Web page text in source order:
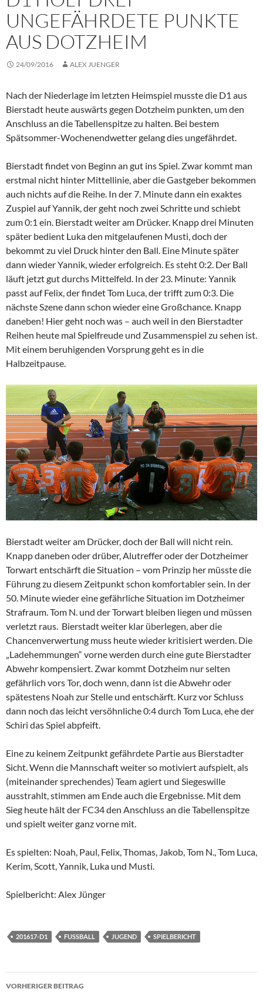
UNGEFÄHRDETE PUNKTE
AUS DOTZHEIM
24/09/2016 ALEX JUENGER
Nach der Niederlage im letzten Heimspiel musste die D1 aus
Bierstadt heute auswärts gegen Dotzheim punkten, um den
Anschluss an die Tabellenspitze zu halten. Bei bestem
Spätsommer-Wochenendwetter gelang dies ungefährdet.
Bierstadt findet von Beginn an gut ins Spiel. Zwar kommt man
erstmal nicht hinter Mittellinie, aber die Gastgeber bekommen
auch nichts auf die Reihe. In der 7. Minute dann ein exaktes
Zuspiel auf Yannik, der geht noch zwei Schritte und schiebt
zum 0:1 ein. Bierstadt weiter am Drücker. Knapp drei Minuten
später bedient Luka den mitgelaufenen Musti, doch der
bekommt zu viel Druck hinter den Ball. Eine Minute später
dann wieder Yannik, wieder erfolgreich. Es steht 0:2. Der Ball
läuft jetzt gut durchs Mittelfeld. In der 23. Minute: Yannik
passt auf Felix, der findet Tom Luca, der trifft zum 0:3. Die
nächste Szene dann schon wieder eine Großchance. Knapp
daneben! Hier geht noch was – auch weil in den Bierstadter
Reihen heute mal Spielfreude und Zusammenspiel zu sehen ist.
Mit einem beruhigenden Vorsprung geht es in die
Halbzeitpause.
Bierstadt weiter am Drücker, doch der Ball will nicht rein.
Knapp daneben oder drüber, Alutreffer oder der Dotzheimer
Torwart entschärft die Situation – vom Prinzip her müsste die
Führung zu diesem Zeitpunkt schon komfortabler sein. In der
50. Minute wieder eine gefährliche Situation im Dotzheimer
Strafraum. Tom N. und der Torwart bleiben liegen und müssen
verletzt raus. Bierstadt weiter klar überlegen, aber die
Chancenverwertung muss heute wieder kritisiert werden. Die
„Ladehemmungen“ vorne werden durch eine gute Bierstadter
Abwehr kompensiert. Zwar kommt Dotzheim nur selten
gefährlich vors Tor, doch wenn, dann ist die Abwehr oder
spätestens Noah zur Stelle und entschärft. Kurz vor Schluss
dann noch das leicht versöhnliche 0:4 durch Tom Luca, ehe der
Schiri das Spiel abpfeift.
Eine zu keinem Zeitpunkt gefährdete Partie aus Bierstadter
Sicht. Wenn die Mannschaft weiter so motiviert aufspielt, als
(miteinander sprechendes) Team agiert und Siegeswille
ausstrahlt, stimmen am Ende auch die Ergebnisse. Mit dem
Sieg heute hält der FC34 den Anschluss an die Tabellenspitze
und spielt weiter ganz vorne mit.
Es spielten: Noah, Paul, Felix, Thomas, Jakob, Tom N., Tom Luca,
Kerim, Scott, Yannik, Luka und Musti.
Spielbericht: Alex Jünger
201617-D1 FUSSBALL JUGEND SPIELBERICHT
Beitragsnavigation
VORHERIGER BEITRAG